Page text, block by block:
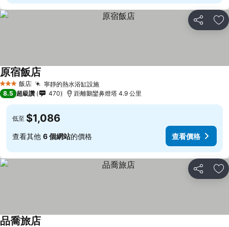
分享 加
3 星級 飯店 寧靜的熱水浴缸設施
原宿飯店
8.5 超級讚 470 距離鵝鑾鼻燈塔 4.9 公里
低至 $1,086
查看其他 6 個網站的價格 查看價格
分享 加
品喬旅店